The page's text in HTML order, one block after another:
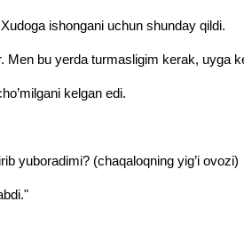
ishongani uchun shunday qildi.
Men bu yerda turmasligim kerak, uyga
kelgan edi.
yuboradimi? (chaqaloqning yig’i ovozi)